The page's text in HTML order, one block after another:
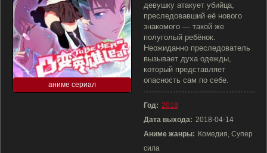
аниме сериал
девушку атакует убийца,
преследовавший её нового
знакомого — такой же
полуголый ребёнок.
Неожиданно преследователь
вызывает духа одежды,
который представляет
опасность сам по себе.
Год: 2018
Дата выхода: 2018-04-14
Аниме жанры: Комедия, Супер
сила